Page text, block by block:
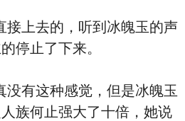
上去的，听到冰魄玉的声
停止了下来。
这种感觉，但是冰魄玉
族何止强大了十倍，她说